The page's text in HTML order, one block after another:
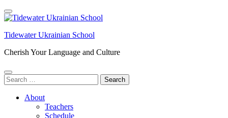
Skip
to
(Press
Tidewater Ukrainian School
Cherish Your Language and Culture
Search
for:
About
Teachers
Schedule